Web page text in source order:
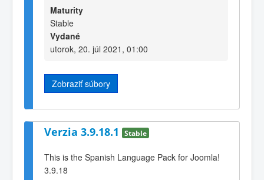
Maturity
Stable
Vydané
utorok, 20. júl 2021, 01:00
Zobraziť súbory
Verzia 3.9.18.1 Stable
This is the Spanish Language Pack for Joomla!
3.9.18